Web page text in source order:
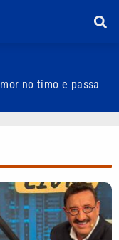
no timo e passa